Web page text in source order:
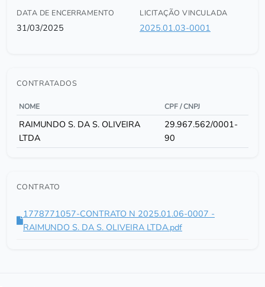
DATA DE ENCERRAMENTO
31/03/2025
LICITAÇÃO VINCULADA
2025.01.03-0001
CONTRATADOS
NOME CPF / CNPJ
RAIMUNDO S. DA S. OLIVEIRA
LTDA
29.967.562/0001-
90
CONTRATO
1778771057-CONTRATO N 2025.01.06-0007 -
RAIMUNDO S. DA S. OLIVEIRA LTDA.pdf